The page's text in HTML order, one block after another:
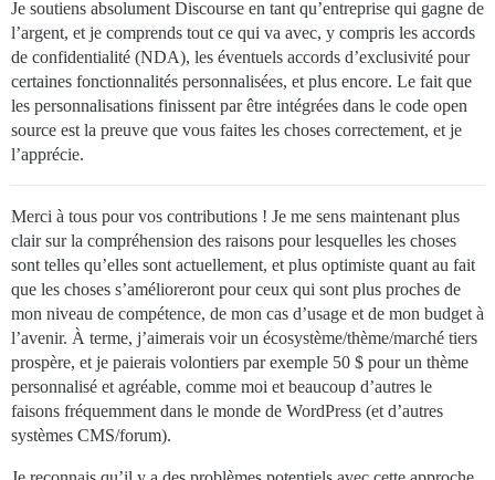
Je soutiens absolument Discourse en tant qu’entreprise qui gagne de
l’argent, et je comprends tout ce qui va avec, y compris les accords
de confidentialité (NDA), les éventuels accords d’exclusivité pour
certaines fonctionnalités personnalisées, et plus encore. Le fait que
les personnalisations finissent par être intégrées dans le code open
source est la preuve que vous faites les choses correctement, et je
l’apprécie.
Merci à tous pour vos contributions ! Je me sens maintenant plus
clair sur la compréhension des raisons pour lesquelles les choses
sont telles qu’elles sont actuellement, et plus optimiste quant au fait
que les choses s’amélioreront pour ceux qui sont plus proches de
mon niveau de compétence, de mon cas d’usage et de mon budget à
l’avenir. À terme, j’aimerais voir un écosystème/thème/marché tiers
prospère, et je paierais volontiers par exemple 50 $ pour un thème
personnalisé et agréable, comme moi et beaucoup d’autres le
faisons fréquemment dans le monde de WordPress (et d’autres
systèmes CMS/forum).